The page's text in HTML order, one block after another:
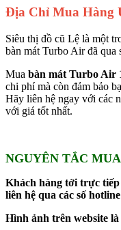
Địa Chỉ Mua Hàng
Siêu thị đồ cũ Lệ là một
bàn mát Turbo Air đã qua
Mua bàn mát Turbo Air
chi phí mà còn đảm bảo
Hãy liên hệ ngay với các
với giá tốt nhất.
NGUYÊN TẮC
Khách hàng tới trực tiếp
liên hệ qua các số
Hình ảnh trên website